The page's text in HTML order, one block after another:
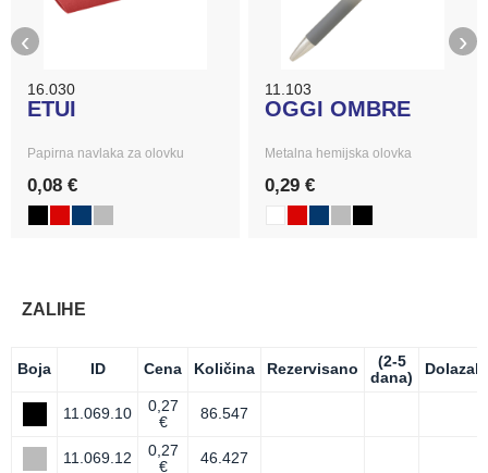
16.030
ETUI
Papirna navlaka za olovku
0,08 €
11.103
OGGI OMBRE
Metalna hemijska olovka
0,29 €
‹ ›
ZALIHE
Boja ID Cena Količina Rezervisano
(2-5
dana)
Dolazak
11.069.10
0,27
€
86.547
11.069.12
0,27
€
46.427